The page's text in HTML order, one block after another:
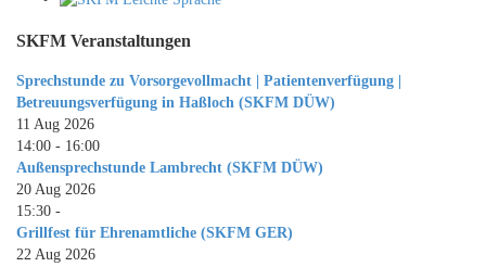
SKFM Veranstaltungen
Sprechstunde zu Vorsorgevollmacht | Patientenverfügung |
Betreuungsverfügung in Haßloch (SKFM DÜW)
11 Aug 2026
14:00 - 16:00
Außensprechstunde Lambrecht (SKFM DÜW)
20 Aug 2026
15:30 -
Grillfest für Ehrenamtliche (SKFM GER)
22 Aug 2026